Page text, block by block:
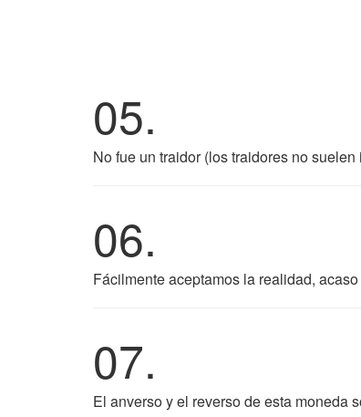
05.
No fue un traidor (los traidores no
06.
Fácilmente aceptamos la realidad,
07.
El anverso y el reverso de esta moneda